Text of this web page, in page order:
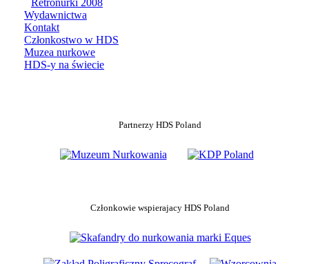
Retronurki 2008
Wydawnictwa
Kontakt
Członkostwo w HDS
Muzea nurkowe
HDS-y na świecie
Partnerzy HDS Poland
Członkowie wspierajacy HDS Poland